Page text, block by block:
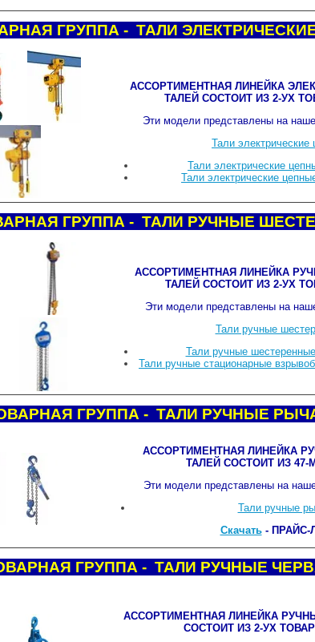
ГРУППА - ТАЛИ
АССОРТИМЕНТНАЯ ЛИНЕЙКА
ТАЛЕЙ СОСТОИТ ИЗ 2-УХ
Эти модели представлены на
Тали электрические
Тали электрические
Тали электрические
ГРУППА - ТАЛИ РУЧНЫЕ
АССОРТИМЕНТНАЯ ЛИНЕЙКА
ТАЛЕЙ СОСТОИТ ИЗ 2-УХ
Эти модели представлены на
Тали ручные
Тали ручные
Тали ручные стационарные
ГРУППА - ТАЛИ РУЧНЫЕ
АССОРТИМЕНТНАЯ ЛИНЕЙКА
ТАЛЕЙ СОСТОИТ ИЗ
Эти модели представлены на
Тали ручные
Скачать- ПРАЙС-
ГРУППА - ТАЛИ РУЧНЫЕ
АССОРТИМЕНТНАЯ ЛИНЕЙКА
СОСТОИТ ИЗ 2-УХ